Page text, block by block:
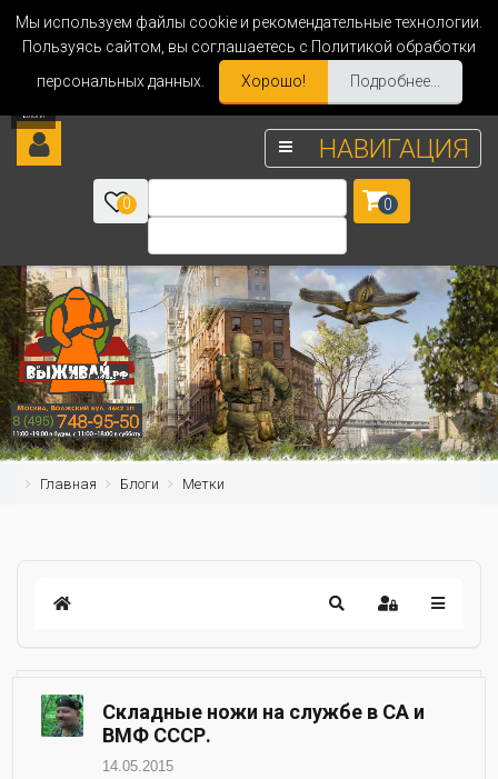
Мы используем файлы cookie и рекомендательные технологии.
Пользуясь сайтом, вы соглашаетесь с Политикой обработки
персональных данных.
Хорошо! Подробнее...
НАВИГАЦИЯ
0 0
Главная Блоги Метки
Складные ножи на службе в СА и
ВМФ СССР.
14.05.2015